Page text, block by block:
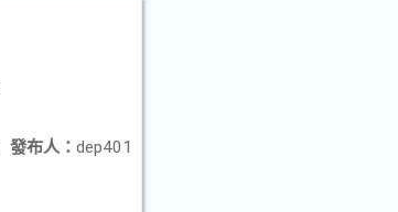
發布人： dep401